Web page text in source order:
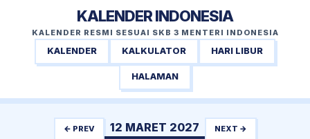
KALENDER INDONESIA
KALENDER RESMI SESUAI SKB 3 MENTERI INDONESIA
KALENDER KALKULATOR HARI LIBUR
HALAMAN
← PREV 12 MARET 2027 NEXT →